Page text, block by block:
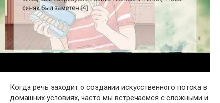
Когда речь заходит о создании искусственного потока в
домашних условиях, часто мы встречаемся с сложными и